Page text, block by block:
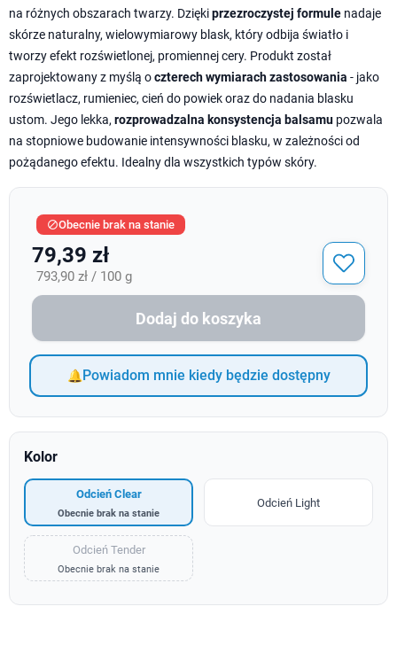
na różnych obszarach twarzy. Dziękiprzezroczystej formule nadaje
skórze naturalny, wielowymiarowy blask, który odbija światło i
tworzy efekt rozświetlonej, promiennej cery. Produkt został
zaprojektowany z myślą oczterech wymiarach zastosowania - jako
rozświetlacz, rumieniec, cień do powiek oraz do nadania blasku
ustom. Jego lekka, rozprowadzalna konsystencja balsamu pozwala
na stopniowe budowanie intensywności blasku, w zależności od
pożądanego efektu. Idealny dla wszystkich typów skóry.
Obecnie brak na stanie
79,39 zł
793,90 zł / 100 g
Dodaj do koszyka
Powiadom mnie kiedy będzie dostępny
Kolor
Odcień Clear
Obecnie brak na stanie
Odcień Light
Odcień Tender
Obecnie brak na stanie